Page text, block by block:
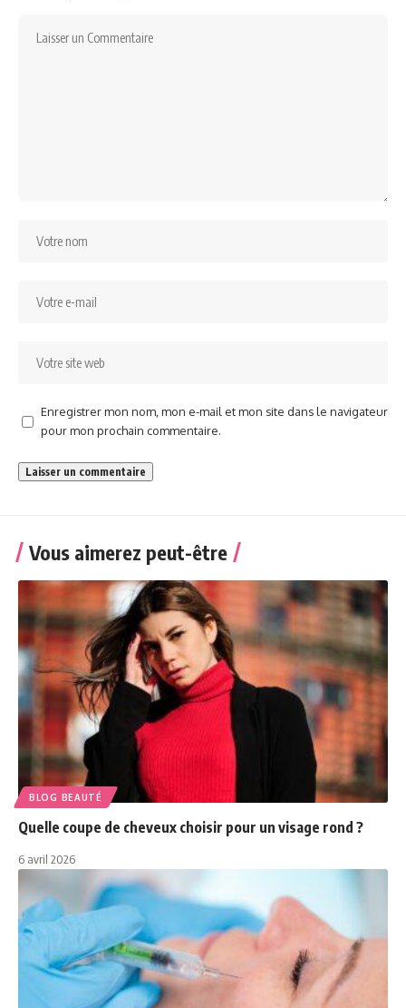
Enregistrer mon nom, mon e-mail et mon site dans le navigateur
pour mon prochain commentaire.
Vous aimerez peut-être
BLOG BEAUTÉ
Quelle coupe de cheveux choisir pour un visage rond ?
6 avril 2026